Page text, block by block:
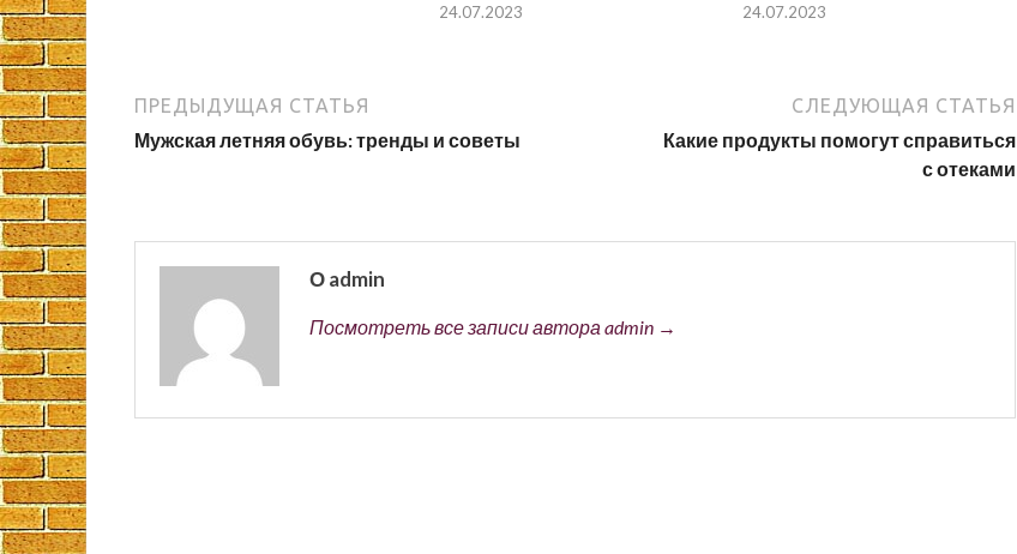
24.07.2023 24.07.2023
ПРЕДЫДУЩАЯ СТАТЬЯ
Мужская летняя обувь: тренды и советы
СЛЕДУЮЩАЯ СТАТЬЯ
Какие продукты помогут справиться
с отеками
О admin
Посмотреть все записи автора admin →